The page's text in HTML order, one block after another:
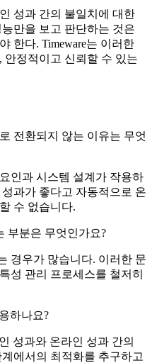
성과 간의 불일치에 대한
만을 보고 판단하는 것은
한다. Timeware는 이러한
안정적이고 신뢰할 수 있는
전환되지 않는 이유는 무엇
인과 시스템 설계가 작용하
과가 좋다고 자동적으로 온
수 없습니다.
부분은 무엇인가요?
경우가 많습니다. 이러한 문
성 관리 프로세스를 철저히
하나요?
성과와 온라인 성과 간의
에서의 최적화를 추구하고